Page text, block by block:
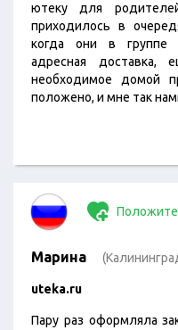
ютеку для
приходилось в
когда они в группе
адресная
необходимое домой
положено, и мне так
Марина
uteka.ru
Пару раз оформляла